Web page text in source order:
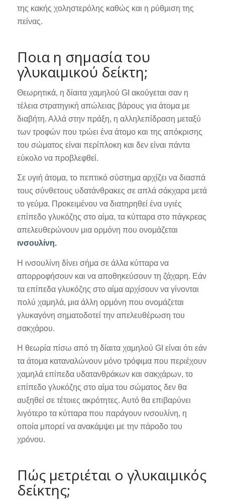
της κακής χοληστερόλης καθώς και η ρύθμιση της
πείνας.
Ποια η σημασία του
γλυκαιμικού δείκτη;
Θεωρητικά, η δίαιτα χαμηλού GI ακούγεται σαν η
τέλεια στρατηγική απώλειας βάρους για άτομα με
διαβήτη. Αλλά στην πράξη, η αλληλεπίδραση μεταξύ
των τροφών που τρώει ένα άτομο και της απόκρισης
του σώματος είναι περίπλοκη και δεν είναι πάντα
εύκολο να προβλεφθεί.
Σε υγιή άτομα, το πεπτικό σύστημα αρχίζει να διασπά
τους σύνθετους υδατάνθρακες σε απλά σάκχαρα μετά
το γεύμα. Προκειμένου να διατηρηθεί ένα υγιές
επίπεδο γλυκόζης στο αίμα, τα κύτταρα στο πάγκρεας
απελευθερώνουν μια ορμόνη που ονομάζεται
ινσουλίνη.
Η ινσουλίνη δίνει σήμα σε άλλα κύτταρα να
απορροφήσουν και να αποθηκεύσουν τη ζάχαρη. Εάν
τα επίπεδα γλυκόζης στο αίμα αρχίσουν να γίνονται
πολύ χαμηλά, μια άλλη ορμόνη που ονομάζεται
γλυκαγόνη σηματοδοτεί την απελευθέρωση του
σακχάρου.
Η θεωρία πίσω από τη δίαιτα χαμηλού GI είναι ότι εάν
τα άτομα καταναλώνουν μόνο τρόφιμα που περιέχουν
χαμηλά επίπεδα υδατανθράκων και σακχάρων, το
επίπεδο γλυκόζης στο αίμα του σώματος δεν θα
αυξηθεί σε τέτοιες ακρότητες. Αυτό θα επιβαρύνει
λιγότερο τα κύτταρα που παράγουν ινσουλίνη, η
οποία μπορεί να ανακάμψει με την πάροδο του
χρόνου.
Πώς μετριέται ο γλυκαιμικός
δείκτης;